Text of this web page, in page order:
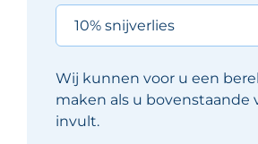
Wij kunnen voor u een
maken als u bovenstaande
invult.